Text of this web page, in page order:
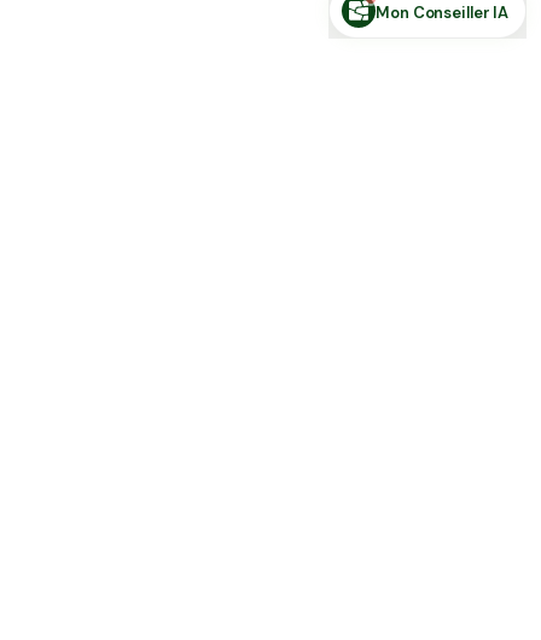
Mon Conseiller IA